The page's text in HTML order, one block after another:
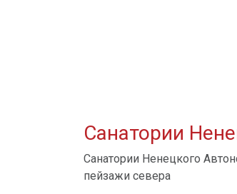
Санатории
Санатории Ненецкого
пейзажи севера